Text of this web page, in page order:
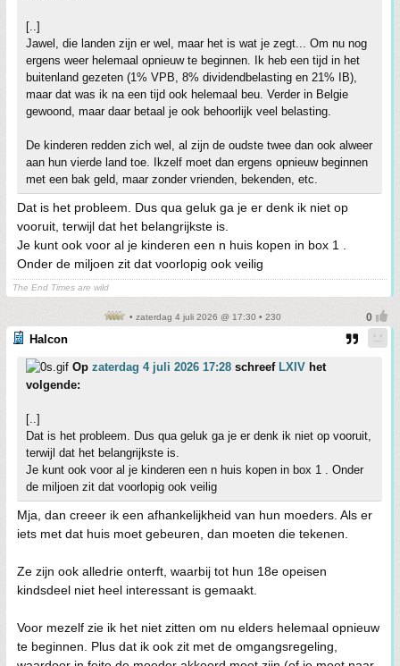
[..]
Jawel, die landen zijn er wel, maar het is wat je zegt... Om nu nog
ergens weer helemaal opnieuw te beginnen. Ik heb een tijd in het
buitenland gezeten (1% VPB, 8% dividendbelasting en 21% IB),
maar dat was ik na een tijd ook helemaal beu. Verder in Belgie
gewoond, maar daar betaal je ook behoorlijk veel belasting.
De kinderen redden zich wel, al zijn de oudste twee dan ook alweer
aan hun vierde land toe. Ikzelf moet dan ergens opnieuw beginnen
met een bak geld, maar zonder vrienden, bekenden, etc.
Dat is het probleem. Dus qua geluk ga je er denk ik niet op
vooruit, terwijl dat het belangrijkste is.
Je kunt ook voor al je kinderen een n huis kopen in box 1 .
Onder de miljoen zit dat voorlopig ook veilig
The End Times are wild
• zaterdag 4 juli 2026 @ 17:30 • 230
Halcon
Op zaterdag 4 juli 2026 17:28 schreef LXIV het
volgende:
[..]
Dat is het probleem. Dus qua geluk ga je er denk ik niet op vooruit,
terwijl dat het belangrijkste is.
Je kunt ook voor al je kinderen een n huis kopen in box 1 . Onder
de miljoen zit dat voorlopig ook veilig
Mja, dan creeer ik een afhankelijkheid van hun moeders. Als er
iets met dat huis moet gebeuren, dan moeten die tekenen.
Ze zijn ook alledrie onterft, waarbij tot hun 18e opeisen
kindsdeel niet heel interessant is gemaakt.
Voor mezelf zie ik het niet zitten om nu elders helemaal opnieuw
te beginnen. Plus dat ik ook zit met de omgangsregeling,